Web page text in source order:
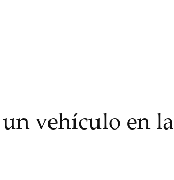
vehículo en la